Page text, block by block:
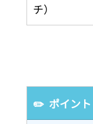
チ）
✏️  ポイント